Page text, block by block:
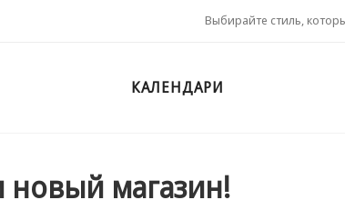
Выбирайте стиль,
КАЛЕНДАРИ
новый магазин!